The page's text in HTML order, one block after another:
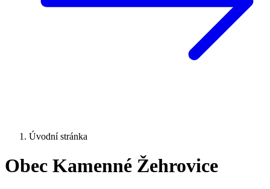
Úvodní stránka
Obec Kamenné Žehrovice